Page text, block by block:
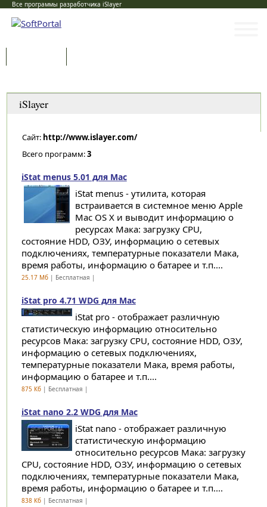
Все программы разработчика iSlayer
iSlayer
Сайт: http://www.islayer.com/
Всего программ:3
iStat menus 5.01 для Mac
iStat menus - утилита, которая
встраивается в системное меню Apple
Mac OS X и выводит информацию о
ресурсах Мака: загрузку CPU,
состояние HDD, ОЗУ, информацию о сетевых
подключениях, температурные показатели Мака,
время работы, информацию о батарее и т.п....
25.17 Мб| Бесплатная |
iStat pro 4.71 WDG для Mac
iStat pro - отображает различную
статистическую информацию относительно
ресурсов Мака: загрузку CPU, состояние HDD, ОЗУ,
информацию о сетевых подключениях,
температурные показатели Мака, время работы,
информацию о батарее и т.п....
875 Кб| Бесплатная |
iStat nano 2.2 WDG для Mac
iStat nano - отображает различную
статистическую информацию
относительно ресурсов Мака: загрузку
CPU, состояние HDD, ОЗУ, информацию о сетевых
подключениях, температурные показатели Мака,
время работы, информацию о батарее и т.п....
838 Кб| Бесплатная |